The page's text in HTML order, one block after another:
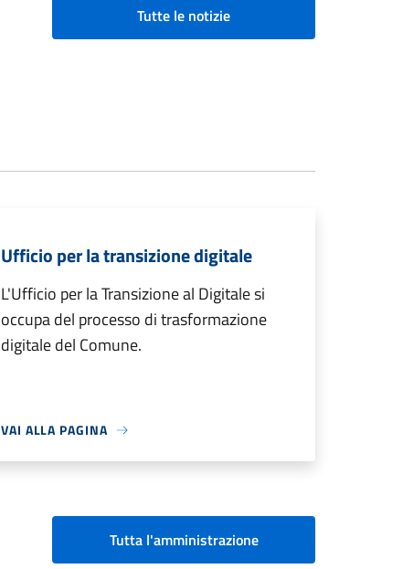
Tutte le notizie
Ufficio per la transizione digitale
L'Ufficio per la Transizione al Digitale si
occupa del processo di trasformazione
digitale del Comune.
VAI ALLA PAGINA
Tutta l'amministrazione